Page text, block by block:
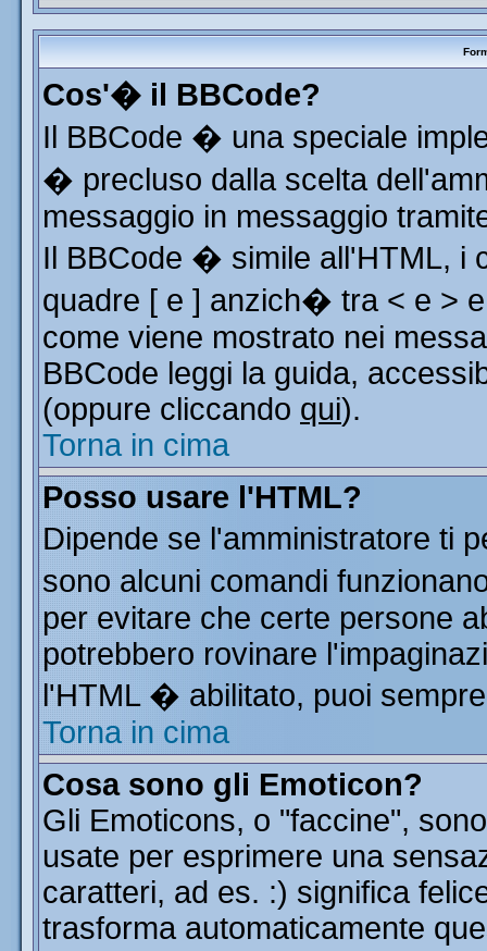
Cos'� il BBCode?
Il BBCode � una speciale
� precluso dalla scelta
messaggio in messaggio
Il BBCode � simile all'HTML, i
quadre [ e ] anzich� tra < e >
come viene mostrato nei
BBCode leggi la guida,
(oppure cliccando qui).
Torna in cima
Posso usare l'HTML?
Dipende se l'amministratore ti
sono alcuni comandi
per evitare che certe persone
potrebbero rovinare
l'HTML � abilitato, puoi
Torna in cima
Cosa sono gli Emoticon?
Gli Emoticons, o "faccine",
usate per esprimere una
caratteri, ad es. :) significa
trasforma automaticamente